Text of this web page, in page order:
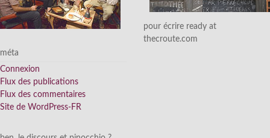
méta
Connexion
Flux des publications
Flux des commentaires
Site de WordPress-FR
pour écrire ready at
thecroute.com